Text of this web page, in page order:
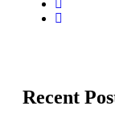
Recent